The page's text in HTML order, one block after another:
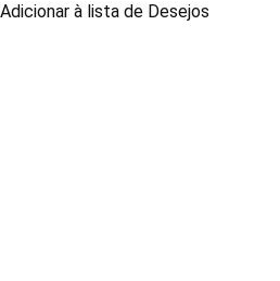
Adicionar à lista de Desejos